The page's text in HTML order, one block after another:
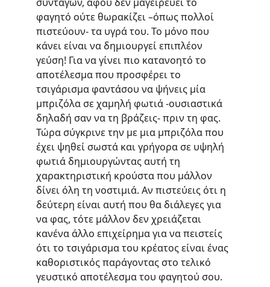
φαγητό ούτε θωρακίζει –όπως πολλοί
πιστεύουν- τα υγρά του. Το μόνο που
κάνει είναι να δημιουργεί επιπλέον
γεύση! Για να γίνει πιο κατανοητό το
αποτέλεσμα που προσφέρει το
τσιγάρισμα φαντάσου να ψήνεις μία
μπριζόλα σε χαμηλή φωτιά -ουσιαστικά
δηλαδή σαν να τη βράζεις- πριν τη φας.
Τώρα σύγκρινε την με μια μπριζόλα που
έχει ψηθεί σωστά και γρήγορα σε υψηλή
φωτιά δημιουργώντας αυτή τη
χαρακτηριστική κρούστα που μάλλον
δίνει όλη τη νοστιμιά. Αν πιστεύεις ότι η
δεύτερη είναι αυτή που θα διάλεγες για
να φας, τότε μάλλον δεν χρειάζεται
κανένα άλλο επιχείρημα για να πειστείς
ότι το τσιγάρισμα του κρέατος είναι ένας
καθοριστικός παράγοντας στο τελικό
γευστικό αποτέλεσμα του φαγητού σου.